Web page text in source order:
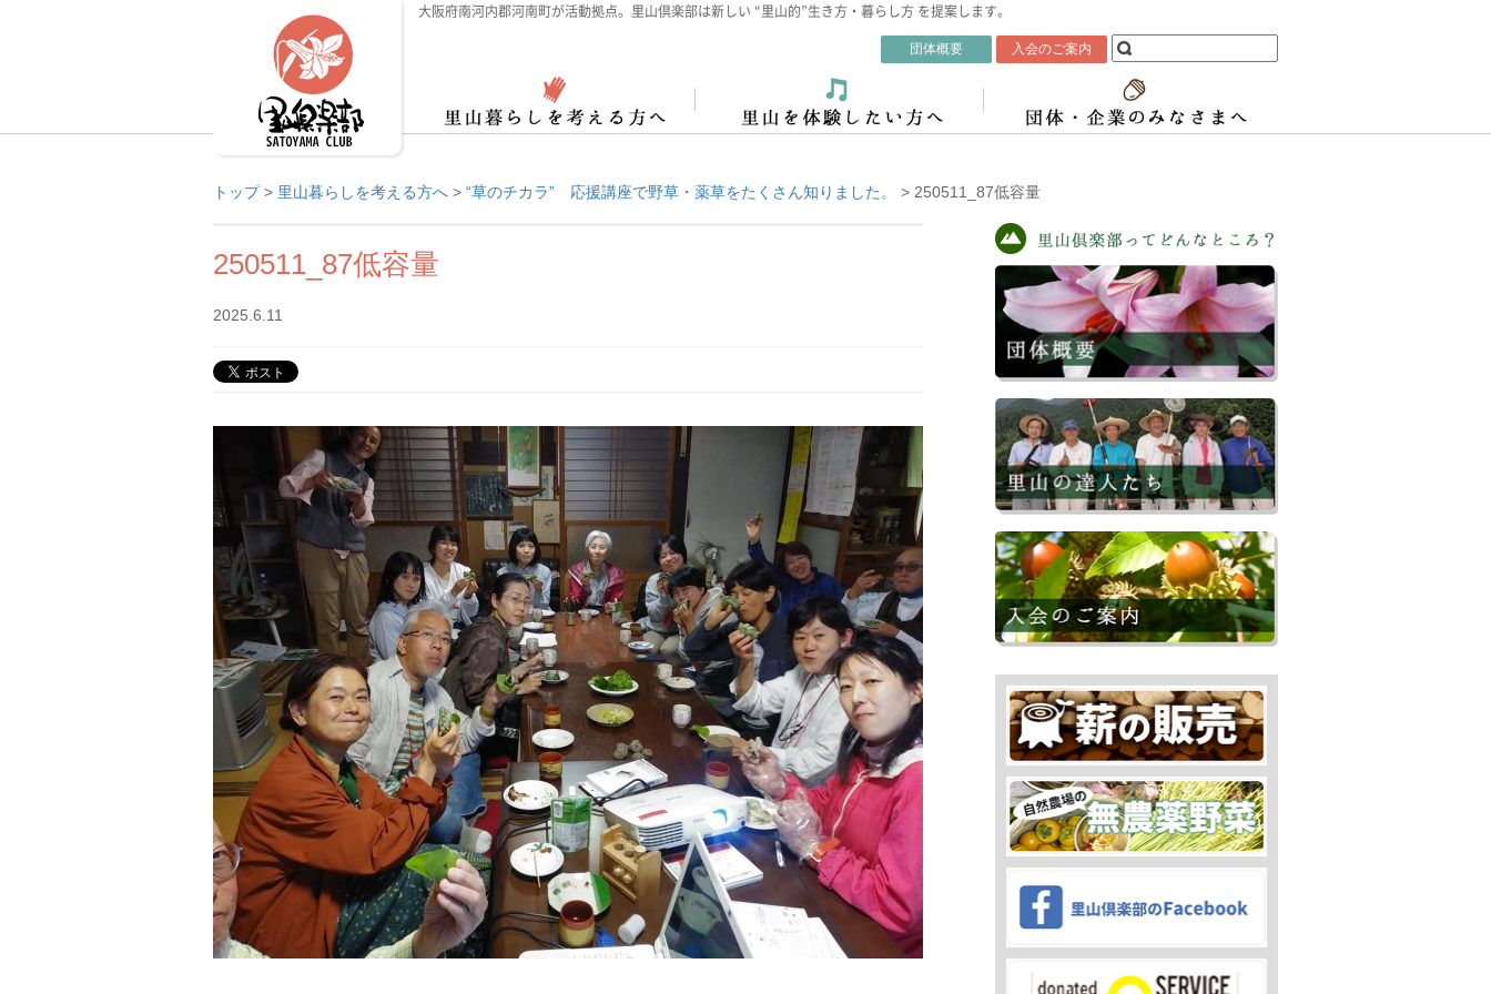
大阪府南河内郡河南町が活動拠点。里山倶楽部は新しい “里山的”生き方・暮らし方 を提案します。
団体概要 入会のご案内
トップ> 里山暮らしを考える方へ > “草のチカラ” 応援講座で野草・薬草をたくさん知りました。 > 250511_87低容量
250511_87低容量
2025.6.11